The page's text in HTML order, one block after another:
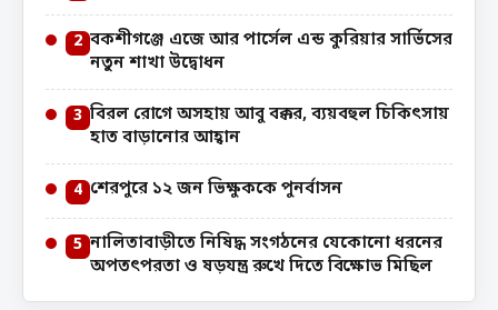
2 বকশীগঞ্জে এজে আর পার্সেল এন্ড কুরিয়ার সার্ভিসের
নতুন শাখা উদ্বোধন
3 বিরল রোগে অসহায় আবু বক্কর, ব্যয়বহুল চিকিৎসায়
হাত বাড়ানোর আহ্বান
4 শেরপুরে ১২ জন ভিক্ষুককে পুনর্বাসন
5 নালিতাবাড়ীতে নিষিদ্ধ সংগঠনের যেকোনো ধরনের
অপতৎপরতা ও ষড়যন্ত্র রুখে দিতে বিক্ষোভ মিছিল